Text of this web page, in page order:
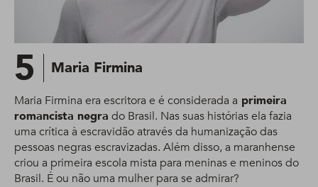
5 Maria Firmina
Maria Firmina era escritora e é considerada a primeira
romancista negra do Brasil. Nas suas histórias ela fazia
uma crítica à escravidão através da humanização das
pessoas negras escravizadas. Além disso, a maranhense
criou a primeira escola mista para meninas e meninos do
Brasil. É ou não uma mulher para se admirar?